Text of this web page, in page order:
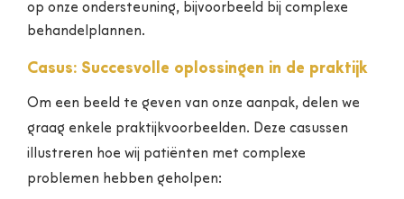
op onze ondersteuning, bijvoorbeeld bij complexe
behandelplannen.
Casus: Succesvolle oplossingen in de praktijk
Om een beeld te geven van onze aanpak, delen we
graag enkele praktijkvoorbeelden. Deze casussen
illustreren hoe wij patiënten met complexe
problemen hebben geholpen: